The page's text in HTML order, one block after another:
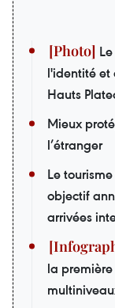
l'identité et
Hauts
Mieux
l’étranger
Le
objectif
arrivées
la